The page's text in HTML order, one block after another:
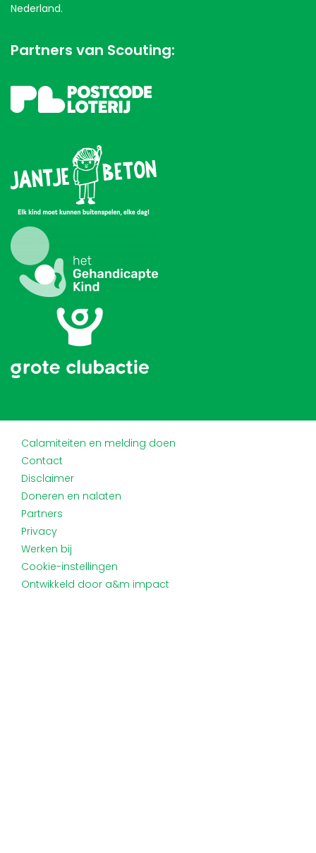
Nederland.
Partners van Scouting:
Calamiteiten en melding doen
Contact
Disclaimer
Doneren en nalaten
Partners
Privacy
Werken bij
Cookie-instellingen
Ontwikkeld door a&m impact